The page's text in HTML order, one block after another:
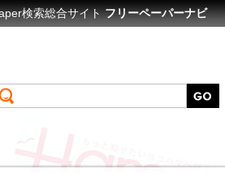
検索総合サイトフリーペーパーナビ